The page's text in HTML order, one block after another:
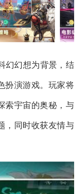
幻幻想为背景，结
扮演游戏。玩家将
索宇宙的奥秘，与
，同时收获友情与